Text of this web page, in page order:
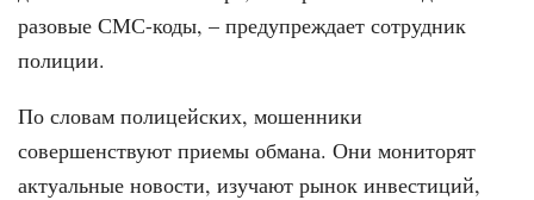
разовые СМС-коды, – предупреждает сотрудник
полиции.
По словам полицейских, мошенники
совершенствуют приемы обмана. Они мониторят
актуальные новости, изуча­ют рынок инвестиций,